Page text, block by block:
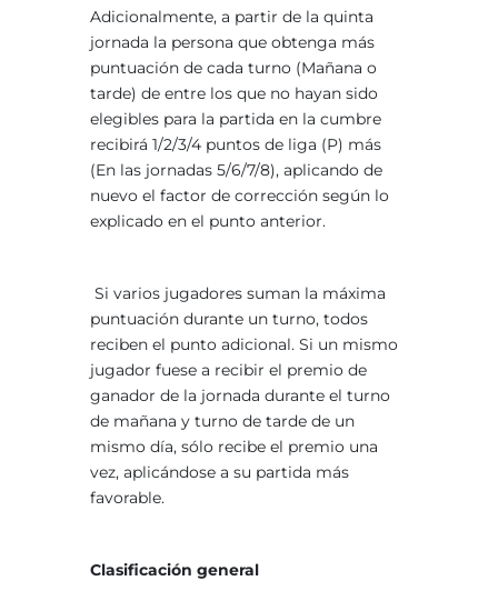
Adicionalmente, a partir de la quinta
jornada la persona que obtenga más
puntuación de cada turno (Mañana o
tarde) de entre los que no hayan sido
elegibles para la partida en la cumbre
recibirá 1/2/3/4 puntos de liga (P) más
(En las jornadas 5/6/7/8), aplicando de
nuevo el factor de corrección según lo
explicado en el punto anterior.
Si varios jugadores suman la máxima
puntuación durante un turno, todos
reciben el punto adicional. Si un mismo
jugador fuese a recibir el premio de
ganador de la jornada durante el turno
de mañana y turno de tarde de un
mismo día, sólo recibe el premio una
vez, aplicándose a su partida más
favorable.
Clasificación general